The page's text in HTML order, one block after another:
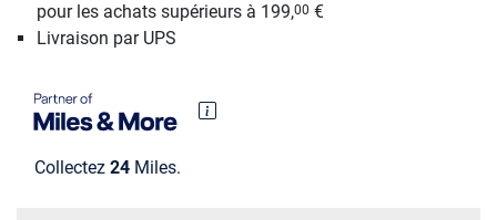
pour les achats supérieurs à 199,00 €
Livraison par UPS
Collectez 24 Miles.